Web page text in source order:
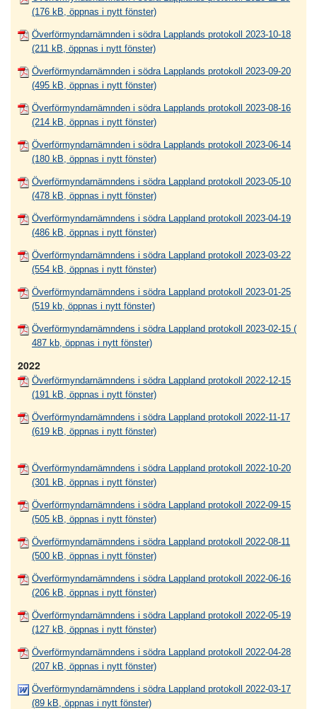
(176 kB, öppnas i nytt fönster)
Överförmyndarnämnden i södra Lapplands protokoll 2023-10-18
(211 kB, öppnas i nytt fönster)
Överförmyndarnämnden i södra Lapplands protokoll 2023-09-20
(495 kB, öppnas i nytt fönster)
Överförmyndarnämnden i södra Lapplands protokoll 2023-08-16
(214 kB, öppnas i nytt fönster)
Överförmyndarnämnden i södra Lapplands protokoll 2023-06-14
(180 kB, öppnas i nytt fönster)
Överförmyndarnämndens i södra Lappland protokoll 2023-05-10
(478 kB, öppnas i nytt fönster)
Överförmyndarnämndens i södra Lappland protokoll 2023-04-19
(486 kB, öppnas i nytt fönster)
Överförmyndarnämndens i södra Lappland protokoll 2023-03-22
(554 kB, öppnas i nytt fönster)
Överförmyndarnämndens i södra Lappland protokoll 2023-01-25
(519 kb, öppnas i nytt fönster)
Överförmyndarnämndens i södra Lappland protokoll 2023-02-15 (
487 kb, öppnas i nytt fönster)
2022
Överförmyndarnämndens i södra Lappland protokoll 2022-12-15
(191 kB, öppnas i nytt fönster)
Överförmyndarnämndens i södra Lappland protokoll 2022-11-17
(619 kB, öppnas i nytt fönster)
Överförmyndarnämndens i södra Lappland protokoll 2022-10-20
(301 kB, öppnas i nytt fönster)
Överförmyndarnämndens i södra Lappland protokoll 2022-09-15
(505 kB, öppnas i nytt fönster)
Överförmyndarnämndens i södra Lappland protokoll 2022-08-11
(500 kB, öppnas i nytt fönster)
Överförmyndarnämndens i södra Lappland protokoll 2022-06-16
(206 kB, öppnas i nytt fönster)
Överförmyndarnämndens i södra Lappland protokoll 2022-05-19
(127 kB, öppnas i nytt fönster)
Överförmyndarnämndens i södra Lappland protokoll 2022-04-28
(207 kB, öppnas i nytt fönster)
Överförmyndarnämndens i södra Lappland protokoll 2022-03-17
(89 kB, öppnas i nytt fönster)